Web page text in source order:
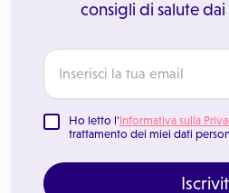
consigli di salute
Ho letto l'Informativa sulla
trattamento dei miei dati